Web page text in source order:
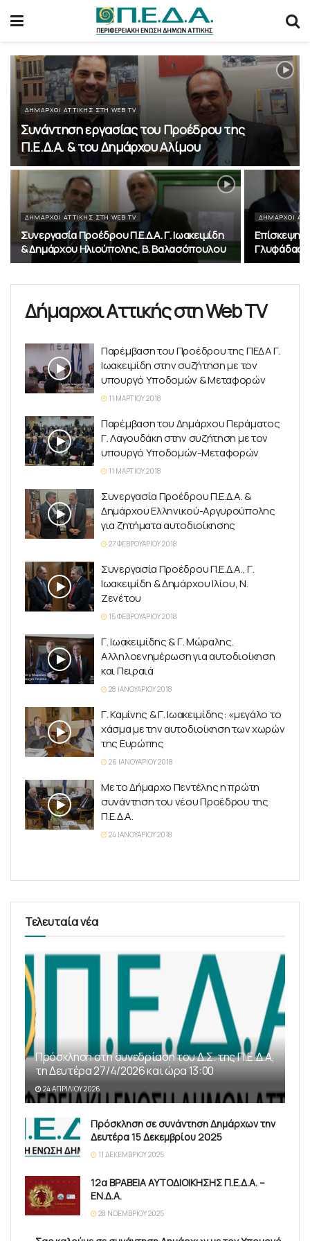
ΔΉΜΑΡΧΟΙ ΑΤΤΙΚΉΣ ΣΤΗ WEB TV
Συνάντηση εργασίας του Προέδρου της
Π.Ε.Δ.Α. & του Δημάρχου Αλίμου
ΔΉΜΑΡΧΟΙ ΑΤΤΙΚΉΣ ΣΤΗ WEB TV
Συνεργασία Προέδρου Π.Ε.Δ.Α. Γ. Ιωακειμίδη
& Δημάρχου Ηλιούπολης, Β. Βαλασόπουλου
ΔΉΜΑΡΧΟΙ
Επίσκεψη
Γλυφάδας
Δήμαρχοι Αττικής στη Web TV
Παρέμβαση του Προέδρου της ΠΕΔΑ Γ.
Ιωακειμίδη στην συζήτηση με τον
υπουργό Υποδομών & Μεταφορών
11 ΜΑΡΤΊΟΥ 2018
Παρέμβαση του Δημάρχου Περάματος
Γ. Λαγουδάκη στην συζήτηση με τον
υπουργό Υποδομών-Μεταφορών
11 ΜΑΡΤΊΟΥ 2018
Συνεργασία Προέδρου Π.Ε.Δ.Α. &
Δημάρχου Ελληνικού-Αργυρούπολης
για ζητήματα αυτοδιοίκησης
27 ΦΕΒΡΟΥΑΡΊΟΥ 2018
Συνεργασία Προέδρου Π.Ε.Δ.Α., Γ.
Ιωακειμίδη & Δημάρχου Ιλίου, Ν.
Ζενέτου
15 ΦΕΒΡΟΥΑΡΊΟΥ 2018
Γ. Ιωακειμίδης & Γ. Μώραλης.
Αλληλοενημέρωση για αυτοδιοίκηση
και Πειραιά
28 ΙΑΝΟΥΑΡΊΟΥ 2018
Γ. Καμίνης & Γ. Ιωακειμίδης: «μεγάλο το
χάσμα με την αυτοδιοίκηση των χωρών
της Ευρώπης
26 ΙΑΝΟΥΑΡΊΟΥ 2018
Με το Δήμαρχο Πεντέλης η πρώτη
συνάντηση του νέου Προέδρου της
Π.Ε.Δ.Α.
24 ΙΑΝΟΥΑΡΊΟΥ 2018
Τελευταία νέα
Πρόσκληση στη συνεδρίαση του Δ.Σ. της Π.Ε.Δ.Α,
τη Δευτέρα 27/4/2026 και ώρα 13:00
24 ΑΠΡΙΛΊΟΥ 2026
Πρόσκληση σε συνάντηση Δημάρχων την
Δευτέρα 15 Δεκεμβρίου 2025
11 ΔΕΚΕΜΒΡΊΟΥ 2025
12α ΒΡΑΒΕΙΑ ΑΥΤΟΔΙΟΙΚΗΣΗΣ Π.Ε.Δ.Α. –
ΕΝ.Δ.Α.
28 ΝΟΕΜΒΡΊΟΥ 2025